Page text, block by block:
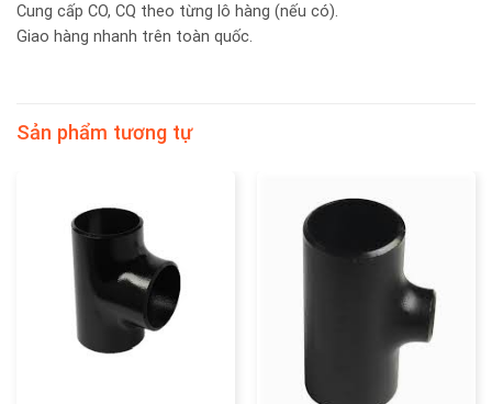
Cung cấp CO, CQ theo từng lô hàng (nếu có).
Giao hàng nhanh trên toàn quốc.
Sản phẩm tương tự